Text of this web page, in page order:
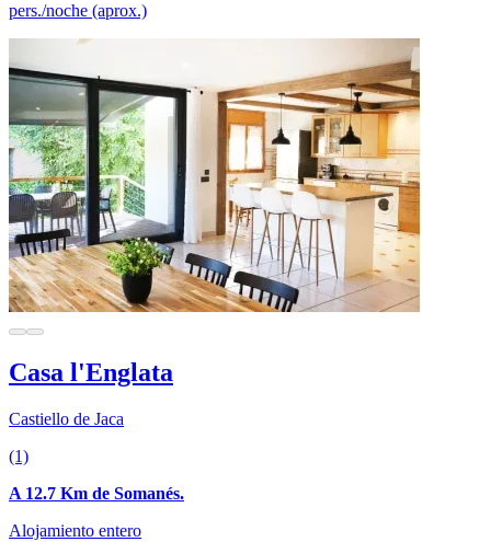
pers./noche (aprox.)
Casa l'Englata
Castiello de Jaca
(1)
A 12.7 Km de Somanés.
Alojamiento entero